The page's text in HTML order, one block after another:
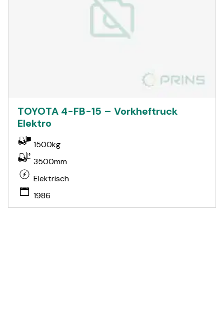
TOYOTA 4-FB-15 – Vorkheftruck
Elektro
1500kg
3500mm
Elektrisch
1986